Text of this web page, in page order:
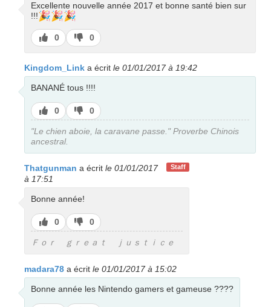
Excellente nouvelle année 2017 et bonne santé bien sur
!!!🎉🎉🎉
J’aime
0
J’aime
pas
0
Kingdom_Link a écrit le 01/01/2017 à 19:42
BANANÉ tous !!!!
J’aime
0
J’aime
pas
0
"Le chien aboie, la caravane passe." Proverbe Chinois
ancestral.
Staff
Thatgunman a écrit le 01/01/2017
à 17:51
Bonne année!
J’aime
0
J’aime
pas
0
Ｆｏｒ ｇｒｅａｔ ｊｕｓｔｉｃｅ
madara78 a écrit le 01/01/2017 à 15:02
Bonne année les Nintendo gamers et gameuse ????